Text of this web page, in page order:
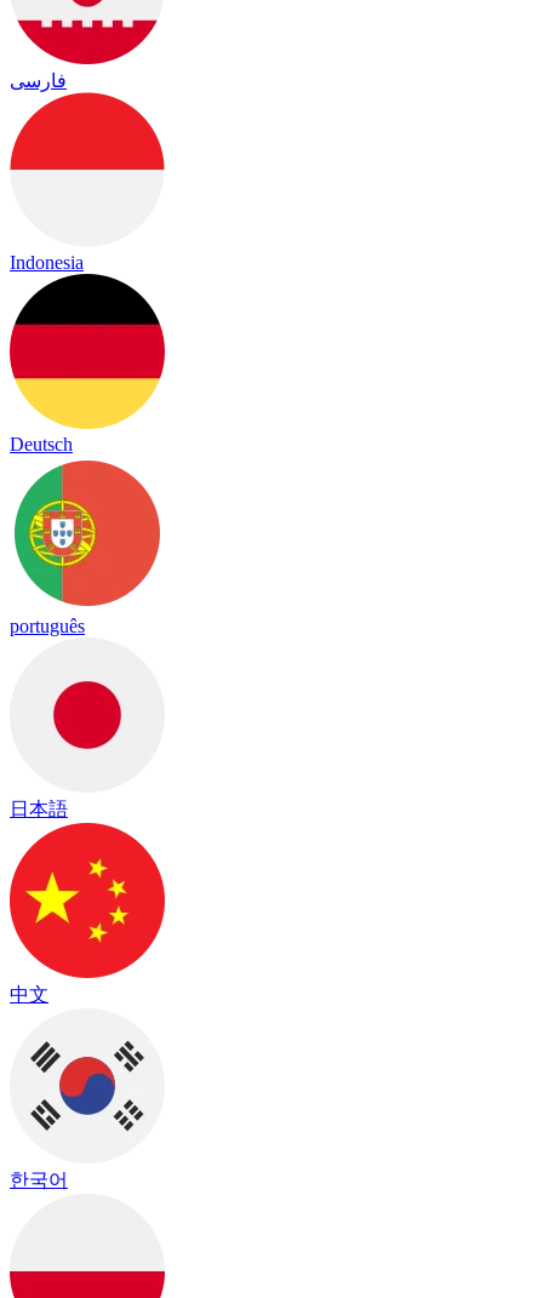
فارسی
Indonesia
Deutsch
português
日本語
中文
한국어